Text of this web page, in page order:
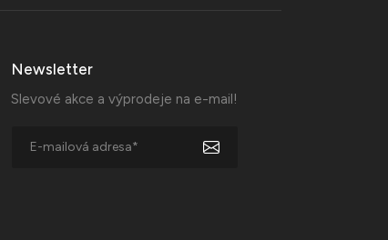
Newsletter
Slevové akce a výprodeje na e-mail!